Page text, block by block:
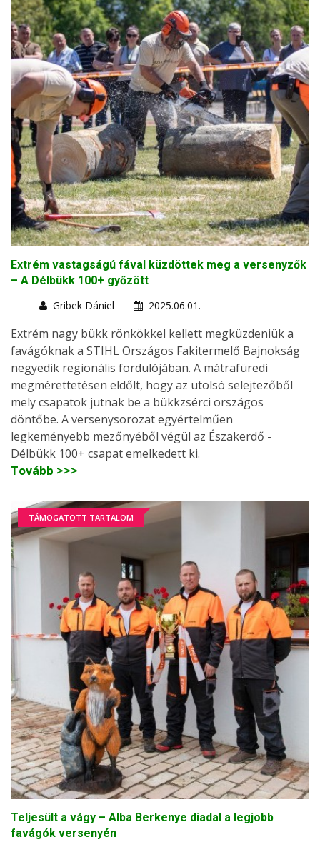
Extrém vastagságú fával küzdöttek meg a versenyzők
– A Délbükk 100+ győzött
Gribek Dániel
2025.06.01.
Extrém nagy bükk rönkökkel kellett megküzdeniük a
favágóknak a STIHL Országos Fakitermelő Bajnokság
negyedik regionális fordulójában. A mátrafüredi
megmérettetésen eldőlt, hogy az utolsó selejtezőből
mely csapatok jutnak be a bükkzsérci országos
döntőbe. A versenysorozat egyértelműen
legkeményebb mezőnyéből végül az Északerdő -
Délbükk 100+ csapat emelkedett ki.
Tovább >>>
TÁMOGATOTT TARTALOM
Teljesült a vágy – Alba Berkenye diadal a legjobb
favágók versenyén